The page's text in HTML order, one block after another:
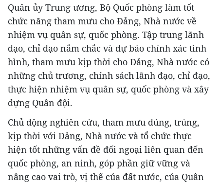
Quân ủy Trung ương, Bộ Quốc phòng làm tốt
chức năng tham mưu cho Đảng, Nhà nước về
nhiệm vụ quân sự, quốc phòng. Tập trung lãnh
đạo, chỉ đạo nắm chắc và dự báo chính xác tình
hình, tham mưu kịp thời cho Đảng, Nhà nước có
những chủ trương, chính sách lãnh đạo, chỉ đạo,
thực hiện nhiệm vụ quân sự, quốc phòng và xây
dựng Quân đội.
Chủ động nghiên cứu, tham mưu đúng, trúng,
kịp thời với Đảng, Nhà nước và tổ chức thực
hiện tốt những vấn đề đối ngoại liên quan đến
quốc phòng, an ninh, góp phần giữ vững và
nâng cao vai trò, vị thế của đất nước, của Quân